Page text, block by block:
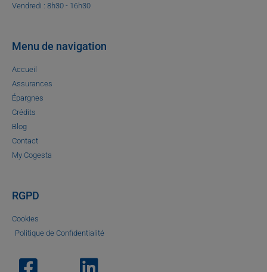
Vendredi : 8h30 - 16h30
Menu de navigation
Accueil
Assurances
Épargnes
Crédits
Blog
Contact
My Cogesta
RGPD
Cookies
Politique de Confidentialité